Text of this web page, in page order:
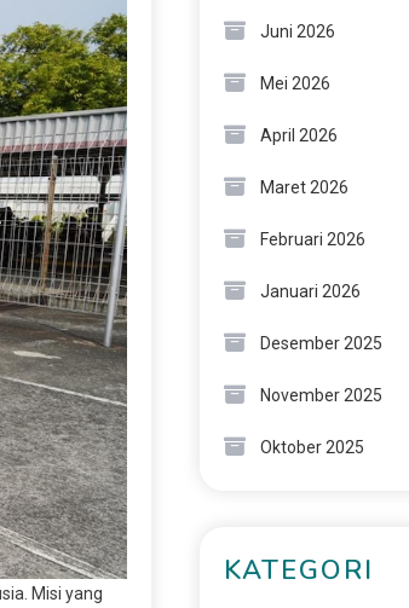
Misi yang
Juni 2026
Mei 2026
April 2026
Maret 2026
Februari 2026
Januari 2026
Desember 2025
November 2025
Oktober 2025
KATEGORI